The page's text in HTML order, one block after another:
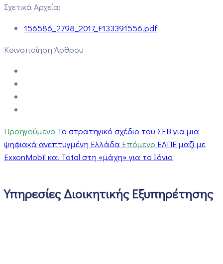
Σχετικά Αρχεία:
156586_2798_2017_F133391556.pdf
Κοινοποίηση Άρθρου
Προηγούμενο To στρατηγικό σχέδιο του ΣΕΒ για μια
ψηφιακά ανεπτυγμένη Ελλάδα Επόμενο ΕΛΠΕ μαζί με
ExxonMobil και Total στη «μάχη» για το Ιόνιο
Υπηρεσίες Διοικητικής Εξυπηρέτησης